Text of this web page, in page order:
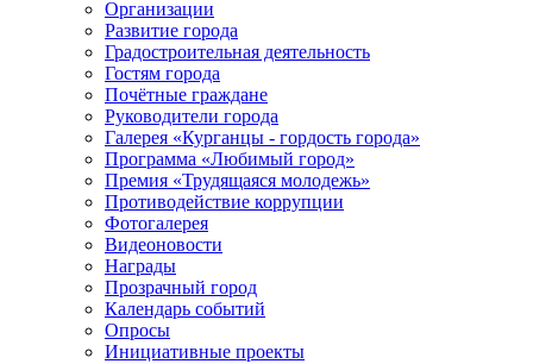
Организации
Развитие города
Градостроительная деятельность
Гостям города
Почётные граждане
Руководители города
Галерея «Курганцы - гордость города»
Программа «Любимый город»
Премия «Трудящаяся молодежь»
Противодействие коррупции
Фотогалерея
Видеоновости
Награды
Прозрачный город
Календарь событий
Опросы
Инициативные проекты